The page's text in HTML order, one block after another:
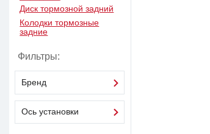
Диск тормозной задний
Колодки тормозные
задние
Фильтры:
Бренд
Ось установки